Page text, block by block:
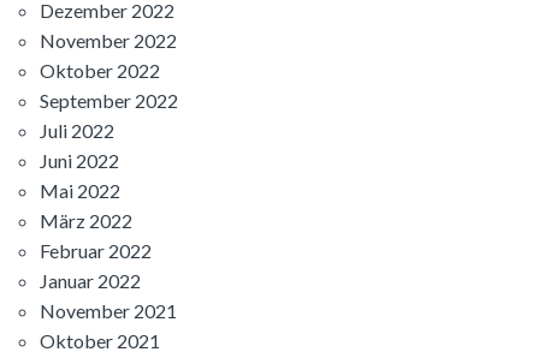
Dezember 2022
November 2022
Oktober 2022
September 2022
Juli 2022
Juni 2022
Mai 2022
März 2022
Februar 2022
Januar 2022
November 2021
Oktober 2021